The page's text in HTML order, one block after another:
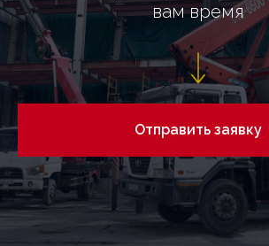
вам время
Отправить заявку